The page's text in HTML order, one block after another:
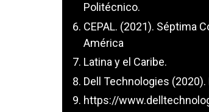
Politécnico.
CEPAL. (2021). Séptima
América
Latina y el Caribe.
Dell Technologies
https://